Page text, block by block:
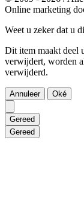
Online marketing
Weet u zeker dat u
Dit item maakt deel
verwijdert, worden
verwijderd.
Annuleer Oké
Gereed
Gereed